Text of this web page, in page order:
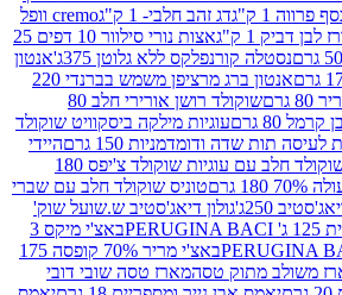
דג זהב חלבי- 1 ק"ג
cremo וופל
אצות נורי סילוור 10 דפים 25
קורנפלקס ללא גלוטן 375ג'
אנטון
אנטון ברג מרציפן משמש בברנדי 220
שוקולד רושן אורירי חלב 80
עוגיות מילקה ביסקוויט שוקולד
ודומדמניות 150 גרם
היידי
טוניס שוקולד חלב עם עוגיות שוקולד צ'יפס 180
טוניס שוקולד חלב עם שברי
גולון דיאג'סטיב ש.שועל שוק'
באצ'י מיקס 3
באצ'י מריר 70% קופסה 175
טסהמארז טסה שובי דובי